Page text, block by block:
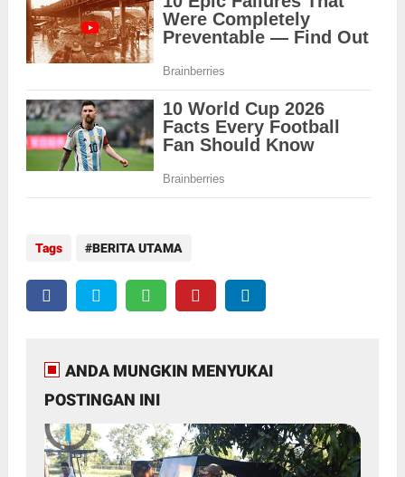
Tags BERITA UTAMA
ANDA MUNGKIN MENYUKAI
POSTINGAN INI